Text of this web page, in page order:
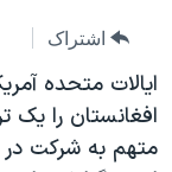
جهش
به
جستجوویژه برنامه‌ها
ویدیوها
۲۵۰سالگی آمریکا
بایگانی برنامه‌های
فرکانس‌های صدای
پخش رادیویی
یادگیری زبان
اشتراک
ايالات متحده
افغانستان را يک
متهم به شرکت در